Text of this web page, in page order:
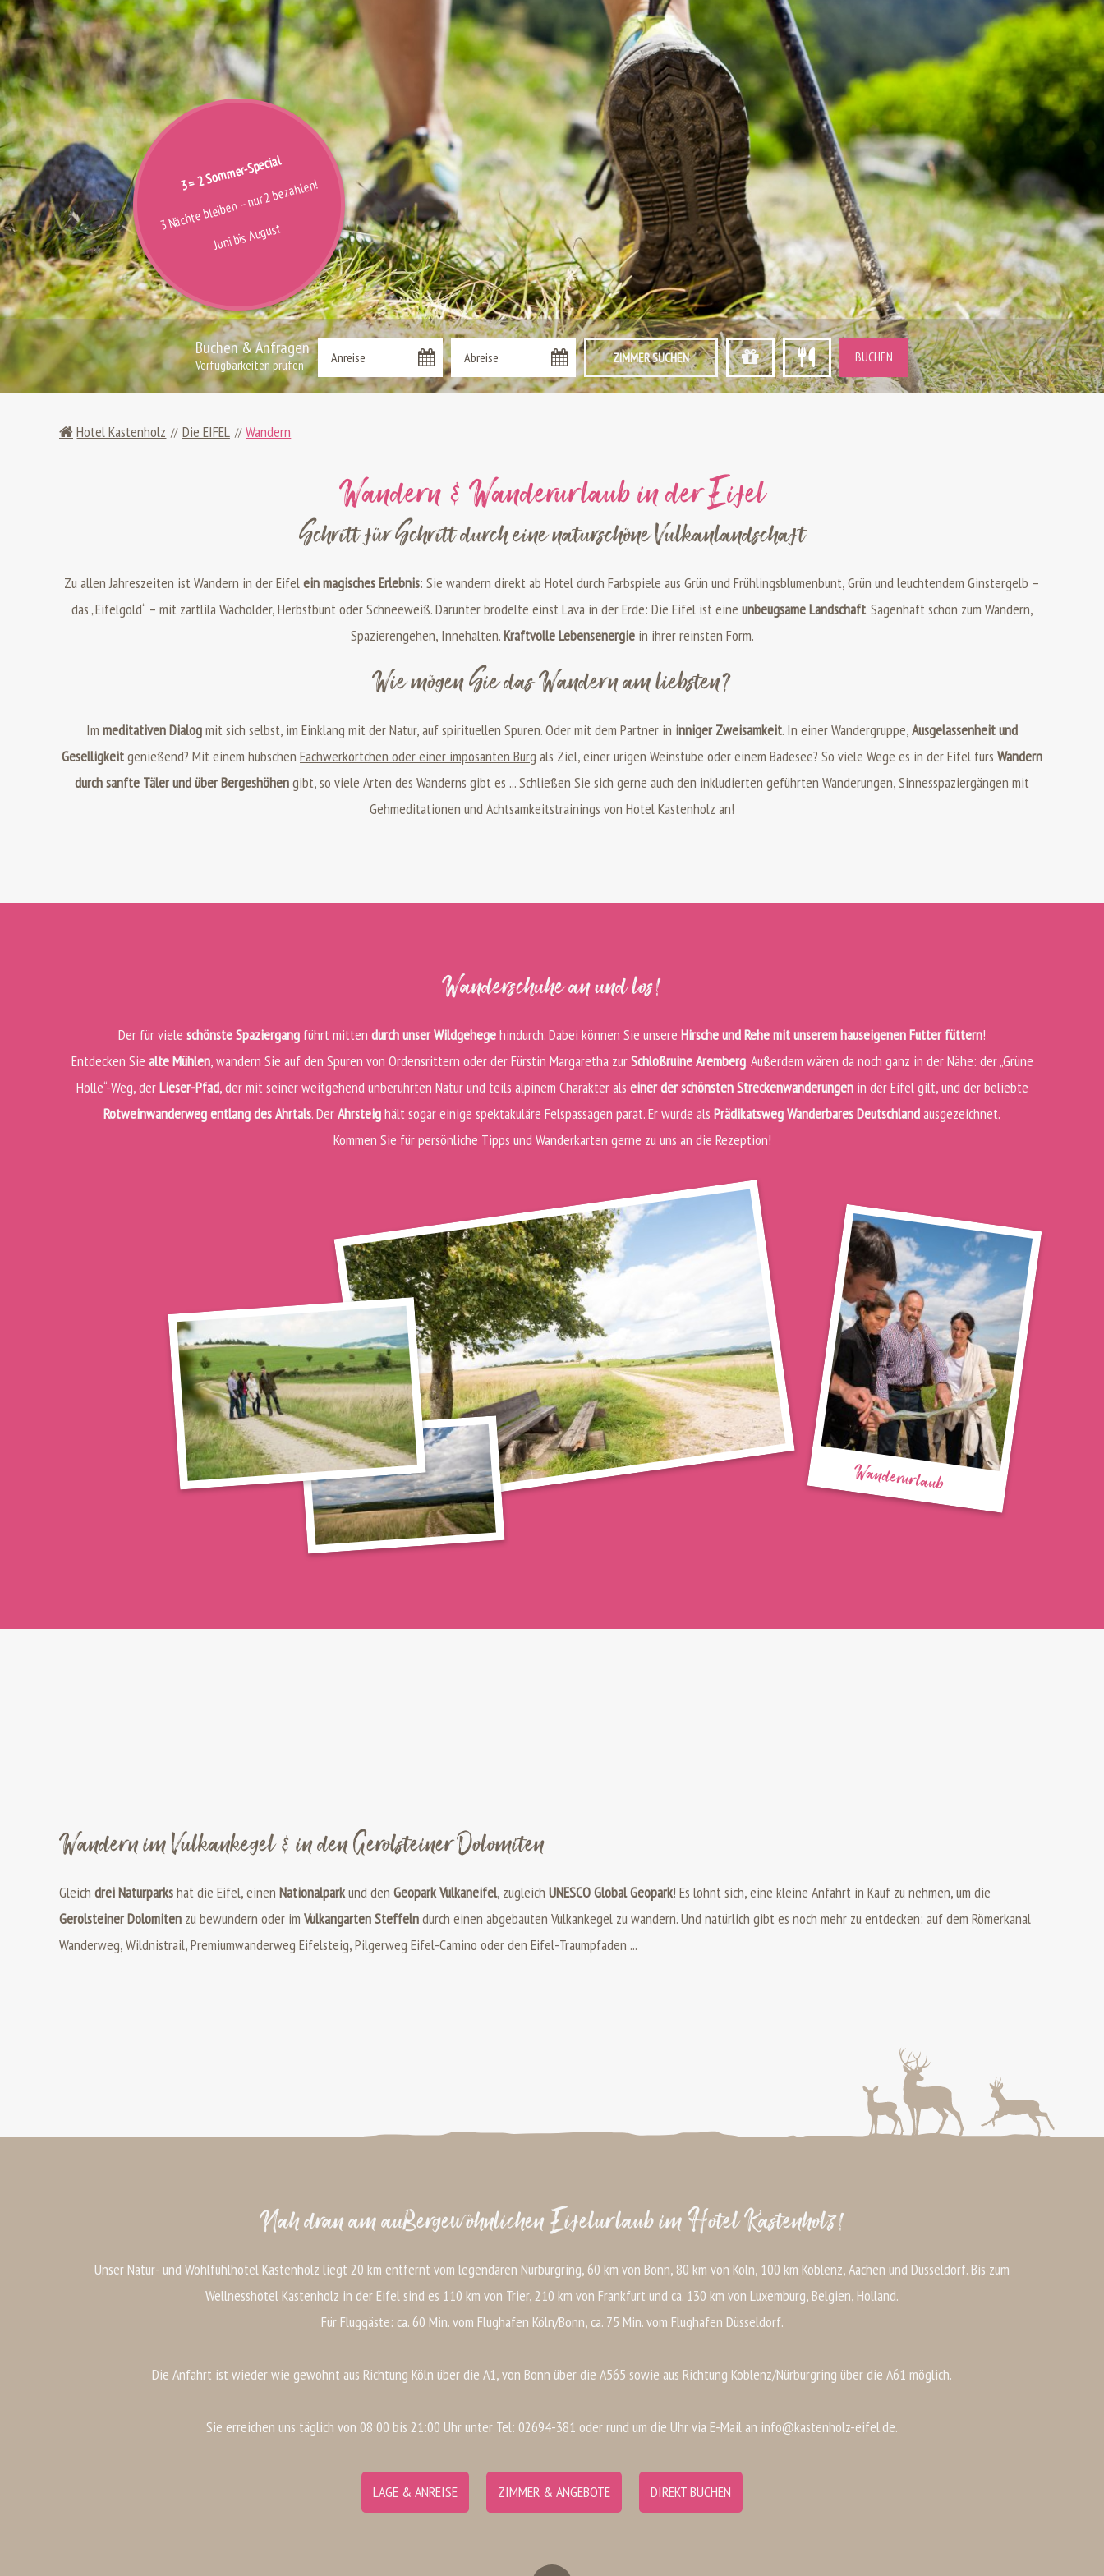
Buchen & Anfragen
Verfügbarkeiten prüfen
3 = 2 Sommer-Special
3 Nächte bleiben – nur 2 bezahlen!
Juni bis August
Hotel Kastenholz Die EIFEL Wandern
Wandern & Wanderurlaub in der Eifel
Schritt für Schritt durch eine naturschöne Vulkanlandschaft
Zu allen Jahreszeiten ist Wandern in der Eifeleinmagisches Erlebnis: Sie wandern direkt ab Hotel durch Farbspiele aus Grün und Frühlingsblumenbunt, Grün und leuchtendem Ginstergelb –
das „Eifelgold“ – mit zartlila Wacholder, Herbstbunt oder Schneeweiß. Darunter brodelte einst Lava in der Erde: Die Eifel ist eine unbeugsame Landschaft. Sagenhaft schön zum Wandern,
Spazierengehen, Innehalten.Kraftvolle Lebensenergiein ihrer reinsten Form.
Wie mögen Sie das Wandern am liebsten?
Im meditativen Dialogmit sich selbst, im Einklang mit der Natur, auf spirituellen Spuren. Oder mit dem Partner in inniger Zweisamkeit. In einer Wandergruppe,Ausgelassenheit und
Geselligkeitgenießend? Mit einem hübschen Fachwerkörtchen oder einer imposanten Burg als Ziel, einer urigen Weinstube oder einem Badesee? So viele Wege es in der Eifel fürs Wandern
durch sanfte Täler und über Bergeshöhengibt, so viele Arten des Wanderns gibt es ... Schließen Sie sich gerne auch den inkludierten geführten Wanderungen, Sinnesspaziergängen mit
Gehmeditationen und Achtsamkeitstrainings von Hotel Kastenholz an!
Wanderschuhe an und los!
Der für viele schönste Spaziergang führt mitten durch unser Wildgehegehindurch. Dabei können Sie unsere Hirsche und Rehe mit unserem hauseigenen Futter füttern!
Entdecken Sie alte Mühlen, wandern Sie auf den Spuren von Ordensrittern oder der Fürstin Margaretha zurSchloßruine Aremberg. Außerdem wären da noch ganz in der Nähe: der „Grüne
Hölle“-Weg, derLieser-Pfad, der mit seiner weitgehend unberührten Natur und teils alpinem Charakter als einer der schönsten Streckenwanderungenin der Eifel gilt, und der beliebte
Rotweinwanderweg entlang des Ahrtals. DerAhrsteighält sogar einige spektakuläre Felspassagen parat. Er wurde als Prädikatsweg Wanderbares Deutschlandausgezeichnet.
Kommen Sie für persönliche Tipps und Wanderkarten gerne zu uns an die Rezeption!
Wanderurlaub
Wandern im Vulkankegel & in den Gerolsteiner Dolomiten
Gleich drei Naturparkshat die Eifel, einen Nationalparkund den Geopark Vulkaneifel, zugleich UNESCO Global Geopark! Es lohnt sich, eine kleine Anfahrt in Kauf zu nehmen, um die
Gerolsteiner Dolomiten zu bewundern oder im Vulkangarten Steffelndurch einen abgebauten Vulkankegel zu wandern. Und natürlich gibt es noch mehr zu entdecken: auf dem Römerkanal
Wanderweg, Wildnistrail, Premiumwanderweg Eifelsteig, Pilgerweg Eifel-Camino oder den Eifel-Traumpfaden ...
Nah dran am außergewöhnlichen Eifelurlaub im Hotel Kastenholz!
Unser Natur- und Wohlfühlhotel Kastenholz liegt 20 km entfernt vom legendären Nürburgring, 60 km von Bonn, 80 km von Köln, 100 km Koblenz, Aachen und Düsseldorf. Bis zum
Wellnesshotel Kastenholz in der Eifel sind es 110 km von Trier, 210 km von Frankfurt und ca. 130 km von Luxemburg, Belgien, Holland.
Für Fluggäste: ca. 60 Min. vom Flughafen Köln/Bonn, ca. 75 Min. vom Flughafen Düsseldorf.
Die Anfahrt ist wieder wie gewohnt aus Richtung Köln über die A1, von Bonn über die A565 sowie aus Richtung Koblenz/Nürburgring über die A61 möglich.
Sie erreichen uns täglich von 08:00 bis 21:00 Uhr unter Tel: 02694-381 oder rund um die Uhr via E-Mail an info@kastenholz-eifel.de.
LAGE & ANREISE ZIMMER & ANGEBOTE DIREKT BUCHEN